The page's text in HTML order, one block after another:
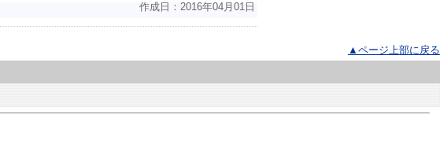
作成日：2016年04月01日
▲ページ上部に戻る